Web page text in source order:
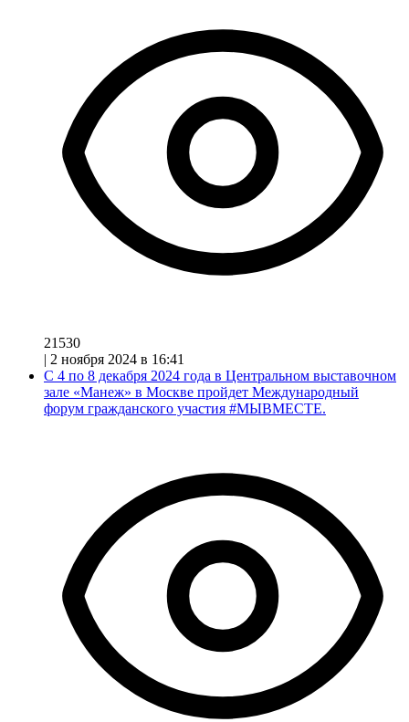
21530
| 2 ноября 2024 в 16:41
С 4 по 8 декабря 2024 года в Центральном выставочном
зале «Манеж» в Москве пройдет Международный
форум гражданского участия #МЫВМЕСТЕ.